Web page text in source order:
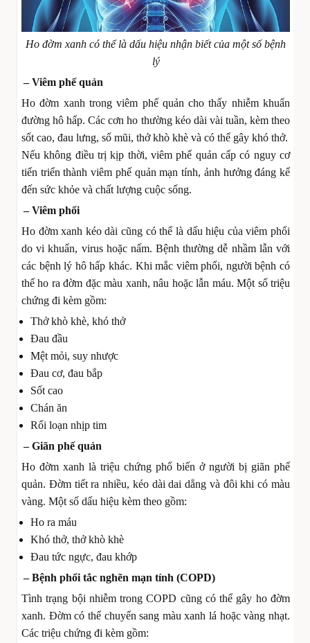
Ho đờm xanh có thể là dấu hiệu nhận biết của một số bệnh
lý
– Viêm phế quản
Ho đờm xanh trong viêm phế quản cho thấy nhiễm khuẩn
đường hô hấp. Các cơn ho thường kéo dài vài tuần, kèm theo
sốt cao, đau lưng, sổ mũi, thở khò khè và có thể gây khó thở.
Nếu không điều trị kịp thời, viêm phế quản cấp có nguy cơ
tiến triển thành viêm phế quản mạn tính, ảnh hưởng đáng kể
đến sức khỏe và chất lượng cuộc sống.
– Viêm phổi
Ho đờm xanh kéo dài cũng có thể là dấu hiệu của viêm phổi
do vi khuẩn, virus hoặc nấm. Bệnh thường dễ nhầm lẫn với
các bệnh lý hô hấp khác. Khi mắc viêm phổi, người bệnh có
thể ho ra đờm đặc màu xanh, nâu hoặc lẫn máu. Một số triệu
chứng đi kèm gồm:
Thở khò khè, khó thở
Đau đầu
Mệt mỏi, suy nhược
Đau cơ, đau bắp
Sốt cao
Chán ăn
Rối loạn nhịp tim
– Giãn phế quản
Ho đờm xanh là triệu chứng phổ biến ở người bị giãn phế
quản. Đờm tiết ra nhiều, kéo dài dai dẳng và đôi khi có màu
vàng. Một số dấu hiệu kèm theo gồm:
Ho ra máu
Khó thở, thở khò khè
Đau tức ngực, đau khớp
– Bệnh phổi tắc nghẽn mạn tính (COPD)
Tình trạng bội nhiễm trong COPD cũng có thể gây ho đờm
xanh. Đờm có thể chuyển sang màu xanh lá hoặc vàng nhạt.
Các triệu chứng đi kèm gồm: